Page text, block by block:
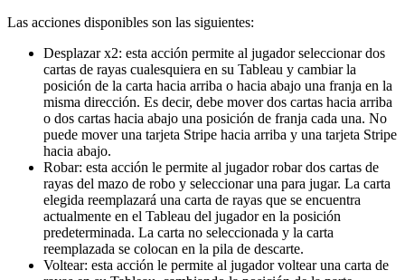
Las acciones disponibles son las siguientes:
Desplazar x2: esta acción permite al jugador seleccionar dos
cartas de rayas cualesquiera en su Tableau y cambiar la
posición de la carta hacia arriba o hacia abajo una franja en la
misma dirección. Es decir, debe mover dos cartas hacia arriba
o dos cartas hacia abajo una posición de franja cada una. No
puede mover una tarjeta Stripe hacia arriba y una tarjeta Stripe
hacia abajo.
Robar: esta acción le permite al jugador robar dos cartas de
rayas del mazo de robo y seleccionar una para jugar. La carta
elegida reemplazará una carta de rayas que se encuentra
actualmente en el Tableau del jugador en la posición
predeterminada. La carta no seleccionada y la carta
reemplazada se colocan en la pila de descarte.
Voltear: esta acción le permite al jugador voltear una carta de